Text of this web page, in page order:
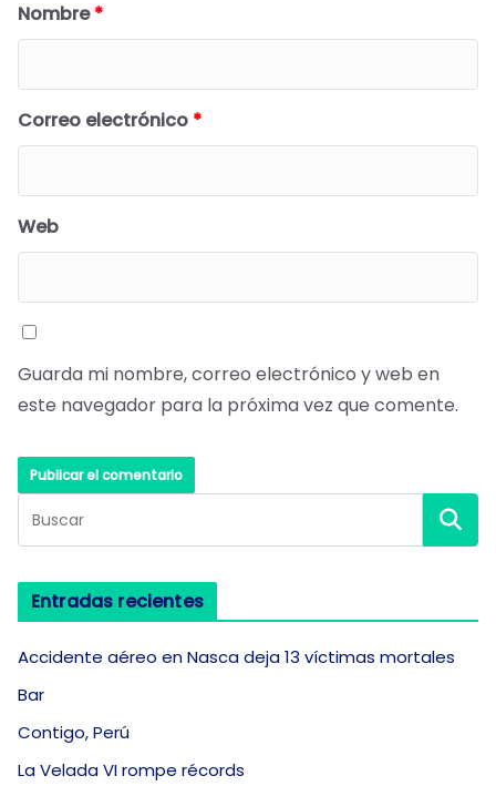
Nombre*
Correo electrónico *
Web
Guarda mi nombre, correo electrónico y web en
este navegador para la próxima vez que comente.
Entradas recientes
Accidente aéreo en Nasca deja 13 víctimas mortales
Bar
Contigo, Perú
La Velada VI rompe récords